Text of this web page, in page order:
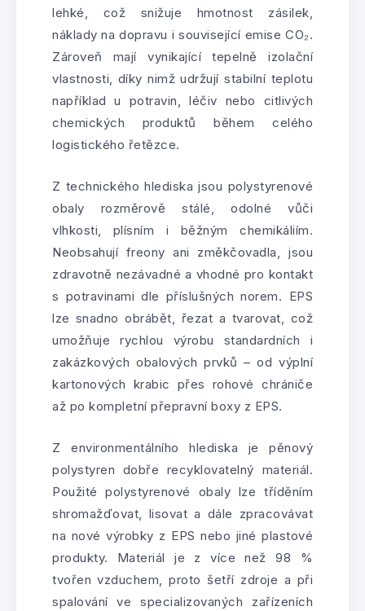
lehké, což snižuje hmotnost zásilek,
náklady na dopravu i související emise CO₂.
Zároveň mají vynikající tepelně izolační
vlastnosti, díky nimž udržují stabilní teplotu
například u potravin, léčiv nebo citlivých
chemických produktů během celého
logistického řetězce.
Z technického hlediska jsou polystyrenové
obaly rozměrově stálé, odolné vůči
vlhkosti, plísním i běžným chemikáliím.
Neobsahují freony ani změkčovadla, jsou
zdravotně nezávadné a vhodné pro kontakt
s potravinami dle příslušných norem. EPS
lze snadno obrábět, řezat a tvarovat, což
umožňuje rychlou výrobu standardních i
zakázkových obalových prvků – od výplní
kartonových krabic přes rohové chrániče
až po kompletní přepravní boxy z EPS.
Z environmentálního hlediska je pěnový
polystyren dobře recyklovatelný materiál.
Použité polystyrenové obaly lze tříděním
shromažďovat, lisovat a dále zpracovávat
na nové výrobky z EPS nebo jiné plastové
produkty. Materiál je z více než 98 %
tvořen vzduchem, proto šetří zdroje a při
spalování ve specializovaných zařízeních